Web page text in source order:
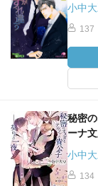
小中
137
秘密
ーナ
小中
134